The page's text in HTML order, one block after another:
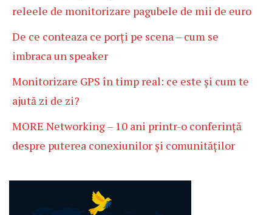
releele de monitorizare pagubele de mii de euro
De ce conteaza ce porți pe scena – cum se
imbraca un speaker
Monitorizare GPS în timp real: ce este și cum te
ajută zi de zi?
MORE Networking – 10 ani printr-o conferință
despre puterea conexiunilor și comunităților